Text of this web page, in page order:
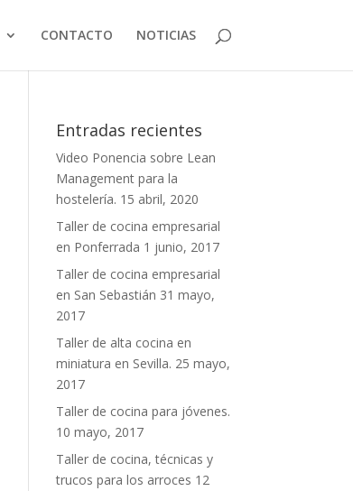
CONTACTO NOTICIAS
Entradas recientes
Video Ponencia sobre Lean
Management para la
hostelería. 15 abril, 2020
Taller de cocina empresarial
en Ponferrada 1 junio, 2017
Taller de cocina empresarial
en San Sebastián 31 mayo,
2017
Taller de alta cocina en
miniatura en Sevilla. 25 mayo,
2017
Taller de cocina para jóvenes.
10 mayo, 2017
Taller de cocina, técnicas y
trucos para los arroces 12